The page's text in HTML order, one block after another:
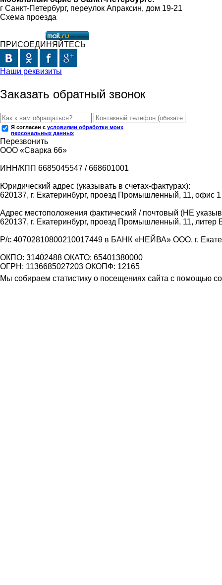
г Санкт-Петербург, переулок Апраксин, дом 19-21
Схема проезда
ПРИСОЕДИНЯЙТЕСЬ
Наши реквизиты
Заказать обратный звонок
Я согласен с условиями обработки моих
персональных данных
Перезвонить
ООО «Сварка 66»
ИНН/КПП 6685045547 / 668601001
Юридический адрес (указывать в счетах-фактурах):
620137, г. Екатеринбург, проезд Промышленный, 11, офис 1
Адрес местоположения фактический / почтовый (НЕ
620137, г. Екатеринбург, проезд Промышленный, 11, литер
Р/с 40702810800210017449 в БАНК «НЕЙВА» ООО, г.
ОКПО: 31402488 ОКАТО: 65401380000
ОГРН: 1136685027203 ОКОПФ: 12165
Мы собираем статистику о посещениях сайта с помощью